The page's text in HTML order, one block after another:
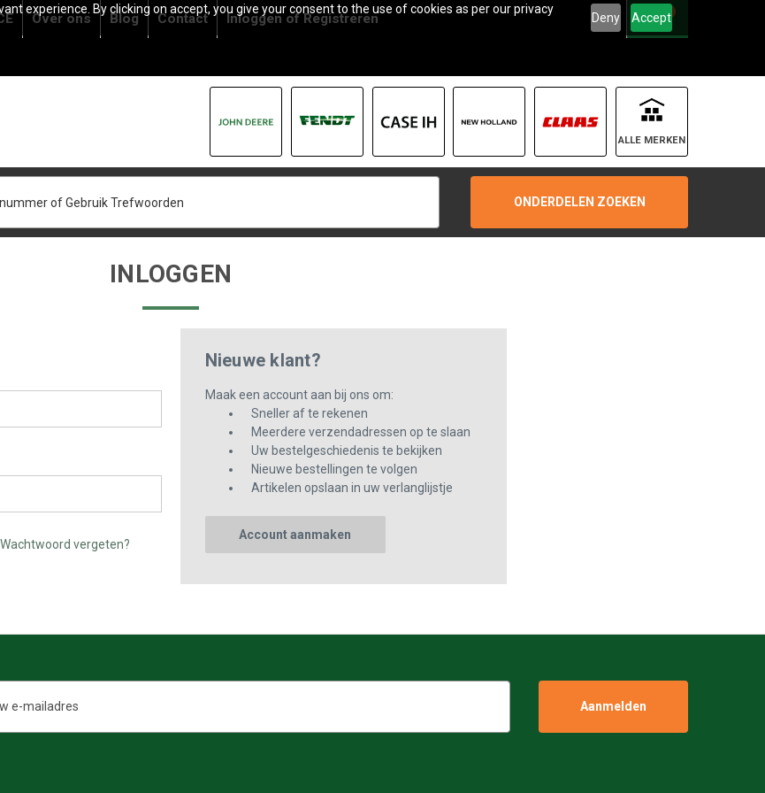
experience. By clicking on accept, you give your consent to the use of cookies as per our privacy
Deny Accept
Over ons Blog Contact InloggenofRegistreren 0
ALLE MERKEN
ONDERDELEN ZOEKEN
INLOGGEN
Wachtwoord vergeten?
Nieuwe klant?
Maak een account aan bij ons om:
Sneller af te rekenen
Meerdere verzendadressen op te slaan
Uw bestelgeschiedenis te bekijken
Nieuwe bestellingen te volgen
Artikelen opslaan in uw verlanglijstje
Account aanmaken